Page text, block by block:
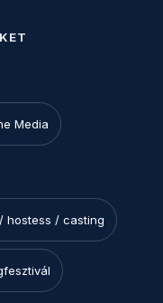
Media
hostess / casting